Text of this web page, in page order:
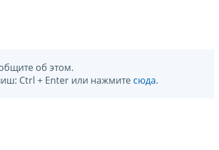
об этом.
Ctrl + Enter или нажмите сюда.